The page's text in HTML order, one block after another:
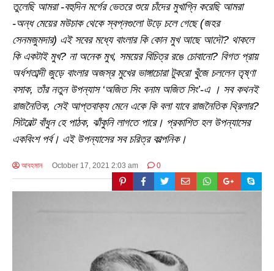
তুলেছি আমরা -বহুদিন মর্গের ভেতরে শুয়ে চাঁদের মুখাগ্নি করেছি আমরা
-অন্ধ মেয়ের মউচাক থেকে স্বপ্নগুলো উড়ে চলে গেছে (জহর
সেনমজুমদার) এই সবের মধ্যে বাংলার কি কোন মুখ আছে আদৌ? থাকলে
কি একটাই মুখ? না অনেক মুখ, সময়ের বিচিত্র রঙে চোবানো? বিগত প্রায়
অর্ধশতাব্দী জুড়ে বাংলার অজস্র মুখের ভাঙ্গাচোরা টুকরো খুঁজে চললেন তৃষ্ণা
বসাক, তাঁর নতুন উপন্যাস ‘অজিত সিং বনাম অজিত সিং’-এ । সব কথনই
রাজনৈতিক, সেই আপ্তবাক্য মেনে একে কি বলা যাবে রাজনৈতিক থ্রিলার?
সিটবেল্ট বাঁধুন হে পাঠক, ঝাঁকুনি লাগতে পারে। প্রকাশিত হল উপন্যাসের
একবিংশ পর্ব। এই উপন্যাসের সব চরিত্র কাল্পনিক।
আবহমান October 17, 2021 2:03 am 0